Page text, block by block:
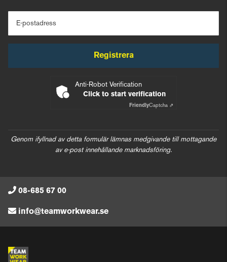
E-postadress
Registrera
Anti-Robot Verification
Click to start verification
FriendlyCaptcha ⇗
Genom ifyllnad av detta formulär lämnas medgivande till mottagande
av e-post innehållande marknadsföring.
08-685 67 00
info@teamworkwear.se